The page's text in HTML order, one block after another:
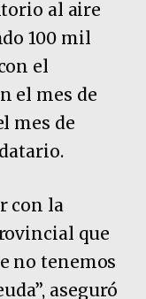
al aire
100 mil
el
el mes de
mes de
con la
que
no tenemos
aseguró